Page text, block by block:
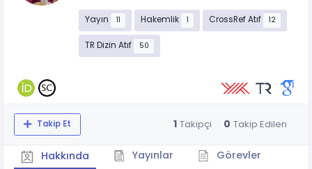
Yayın 11 Hakemlik 1 CrossRef Atıf 12
TR Dizin Atıf 50
Takip Et 1 Takipçi 0 Takip Edilen
Hakkında Yayınlar
Görevler